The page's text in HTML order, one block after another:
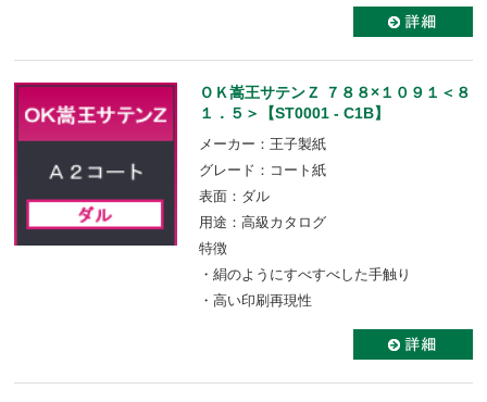
ＯＫ嵩王サテンＺ ７８８×１０９１＜８
１．５＞【ST0001 - C1B】
メーカー：王子製紙
グレード：コート紙
表面：ダル
用途：高級カタログ
特徴
・絹のようにすべすべした手触り
・高い印刷再現性